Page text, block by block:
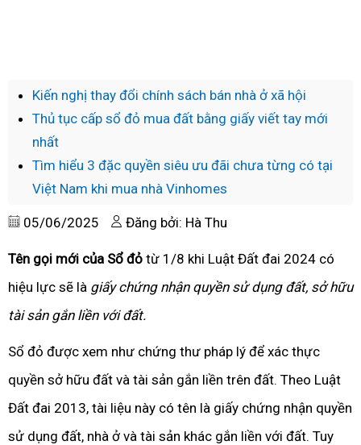
Kiến nghị thay đổi chính sách bán nhà ở xã hội
Thủ tục cấp sổ đỏ mua đất bằng giấy viết tay mới
nhất
Tìm hiểu 3 đặc quyền siêu ưu đãi chưa từng có tại
Việt Nam khi mua nhà Vinhomes
05/06/2025 Đăng bởi: Hà Thu
Tên gọi mới của Sổ đỏ từ 1/8 khi Luật Đất đai 2024 có
hiệu lực sẽ là giấy chứng nhận quyền sử dụng đất, sở hữu
tài sản gắn liền với đất.
Sổ đỏ được xem như chứng thư pháp lý để xác thực
quyền sở hữu đất và tài sản gắn liền trên đất. Theo Luật
Đất đai 2013, tài liệu này có tên là giấy chứng nhận quyền
sử dụng đất, nhà ở và tài sản khác gắn liền với đất. Tuy